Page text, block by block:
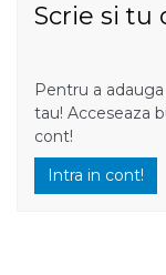
Scrie si tu
Pentru a
tau! Acceseaza
cont!
Intra in cont!